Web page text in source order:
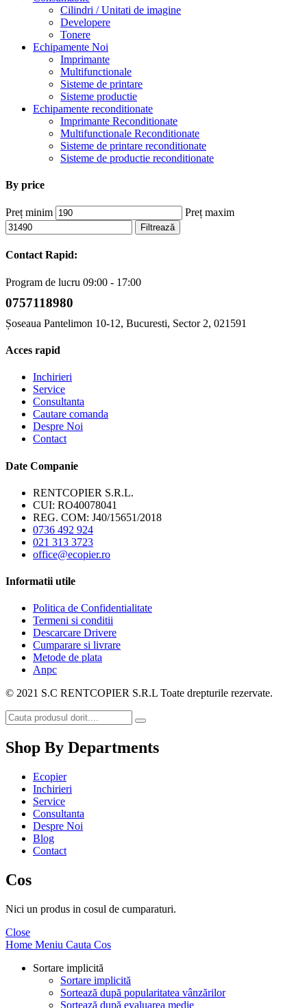
Cilindri / Unitati de imagine
Developere
Tonere
Echipamente Noi
Imprimante
Multifunctionale
Sisteme de printare
Sisteme productie
Echipamente reconditionate
Imprimante Reconditionate
Multifunctionale Reconditionate
Sisteme de printare reconditionate
Sisteme de productie reconditionate
By price
Preț minim Preț maxim
Filtrează
Contact Rapid:
Program de lucru 09:00 - 17:00
0757118980
Șoseaua Pantelimon 10-12, Bucuresti, Sector 2, 021591
Acces rapid
Inchirieri
Service
Consultanta
Cautare comanda
Despre Noi
Contact
Date Companie
RENTCOPIER S.R.L.
CUI: RO40078041
REG. COM: J40/15651/2018
0736 492 924
021 313 3723
office@ecopier.ro
Informatii utile
Politica de Confidentialitate
Termeni si conditii
Descarcare Drivere
Cumparare si livrare
Metode de plata
Anpc
© 2021 S.C RENTCOPIER S.R.L Toate drepturile rezervate.
Shop By Departments
Ecopier
Inchirieri
Service
Consultanta
Despre Noi
Blog
Contact
Cos
Nici un produs in cosul de cumparaturi.
Close
Home Meniu Cauta Cos
Sortare implicită
Sortare implicită
Sortează după popularitatea vânzărilor
Sortează după evaluarea medie